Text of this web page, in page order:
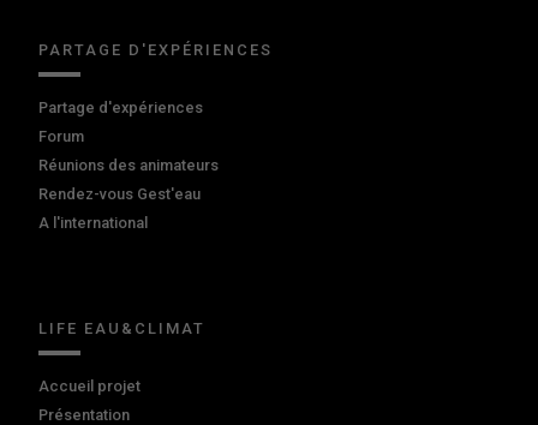
PARTAGE D'EXPÉRIENCES
Partage d'expériences
Forum
Réunions des animateurs
Rendez-vous Gest'eau
A l'international
LIFE EAU&CLIMAT
Accueil projet
Présentation